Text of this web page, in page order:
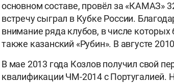
основном составе, провёл за «КАМАЗ»
встречу сыграл в Кубке России.
внимание ряда клубов, в числе
также казанский «Рубин». В августе
В мае 2013 года Козлов получил свой
квалификации ЧМ-2014 с Португалией.